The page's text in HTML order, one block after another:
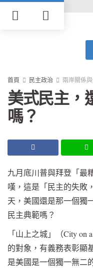
首頁 民主政治 兩岸關係
美式民主，
嗎？
九月底川普與拜登「最
嘆，這是「民主的失敗
天，美國還是那一個獨
民主典範嗎？
「山上之城」（City
的對象，有義務表彰顯
是美國是一個獨一無二